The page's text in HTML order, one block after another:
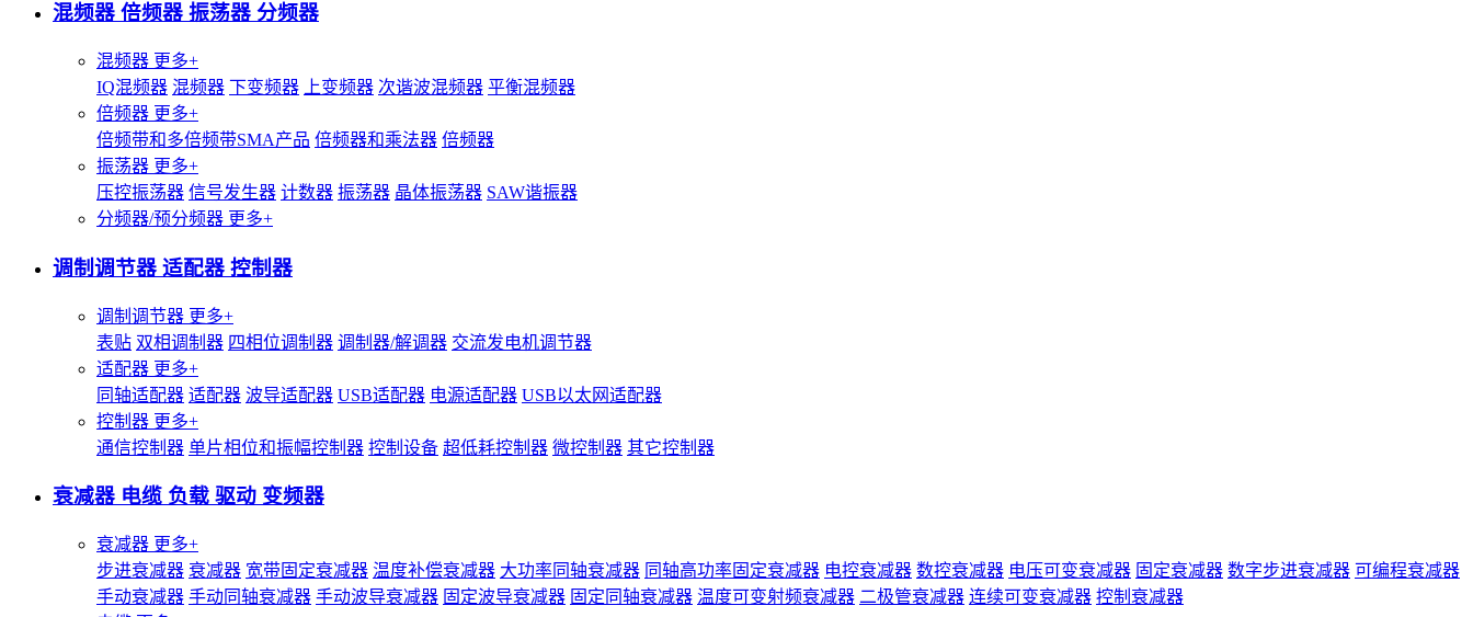
混频器 倍频器 振荡器 分频器
混频器 更多+
IQ混频器 混频器 下变频器 上变频器 次谐波混频器 平衡混频器
倍频器 更多+
倍频带和多倍频带SMA产品 倍频器和乘法器 倍频器
振荡器 更多+
压控振荡器 信号发生器 计数器 振荡器 晶体振荡器 SAW谐振器
分频器/预分频器 更多+
调制调节器 适配器 控制器
调制调节器 更多+
表贴 双相调制器 四相位调制器 调制器/解调器 交流发电机调节器
适配器 更多+
同轴适配器 适配器 波导适配器 USB适配器 电源适配器 USB以太网适配器
控制器 更多+
通信控制器 单片相位和振幅控制器 控制设备 超低耗控制器 微控制器 其它控制器
衰减器 电缆 负载 驱动 变频器
衰减器 更多+
步进衰减器 衰减器 宽带固定衰减器 温度补偿衰减器 大功率同轴衰减器 同轴高功率固定衰减器 电控衰减器 数控衰减器 电压可变衰减器 固定衰减器 数字步进衰减器 可编程衰减器
手动衰减器 手动同轴衰减器 手动波导衰减器 固定波导衰减器 固定同轴衰减器 温度可变射频衰减器 二极管衰减器 连续可变衰减器 控制衰减器